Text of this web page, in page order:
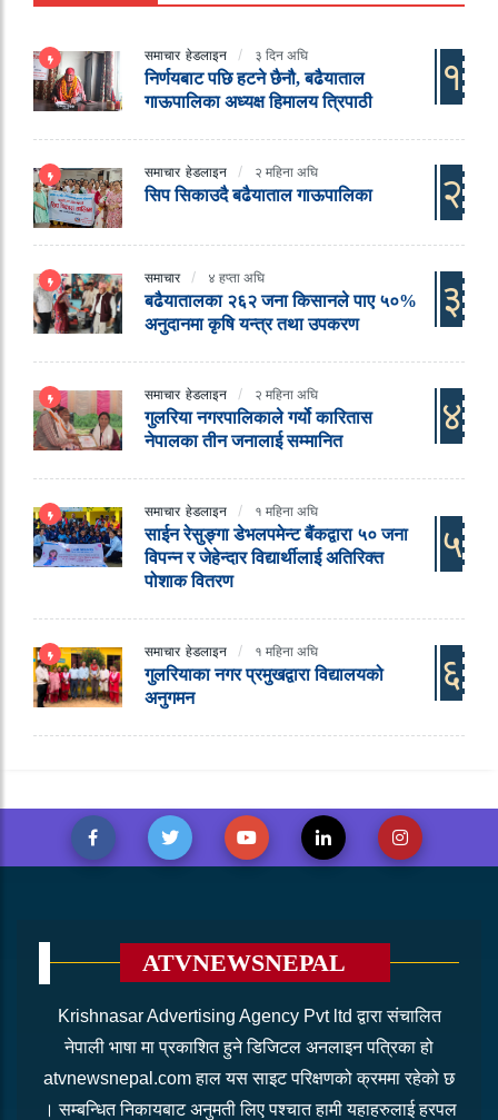
समाचार हेडलाइन ३ दिन अघि
निर्णयबाट पछि हटने छैनौ, बढैयाताल
गाऊपालिका अध्यक्ष हिमालय त्रिपाठी
१
समाचार हेडलाइन २ महिना अघि
सिप सिकाउदै बढैयाताल गाऊपालिका २
समाचार ४ हप्ता अघि
बढैयातालका २६२ जना किसानले पाए ५०%
अनुदानमा कृषि यन्त्र तथा उपकरण
३
समाचार हेडलाइन २ महिना अघि
गुलरिया नगरपालिकाले गर्यो कारितास
नेपालका तीन जनालाई सम्मानित
४
समाचार हेडलाइन १ महिना अघि
साईन रेसुङ्गा डेभलपमेन्ट बैंकद्वारा ५० जना
विपन्न र जेहेन्दार विद्यार्थीलाई अतिरिक्त
पोशाक वितरण
५
समाचार हेडलाइन १ महिना अघि
गुलरियाका नगर प्रमुखद्वारा विद्यालयको
अनुगमन
६
ATVNEWSNEPAL
Krishnasar Advertising Agency Pvt ltd द्वारा संचालित
नेपाली भाषा मा प्रकाशित हुने डिजिटल अनलाइन पत्रिका हो
atvnewsnepal.com हाल यस साइट परिक्षणको क्रममा रहेको छ
। सम्बन्धित निकायबाट अनुमती लिए पश्चात हामी यहाहरुलाई हरपल